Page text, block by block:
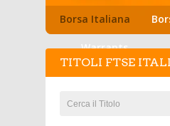
Borsa Italiana
Warrants
TITOLI FTSE